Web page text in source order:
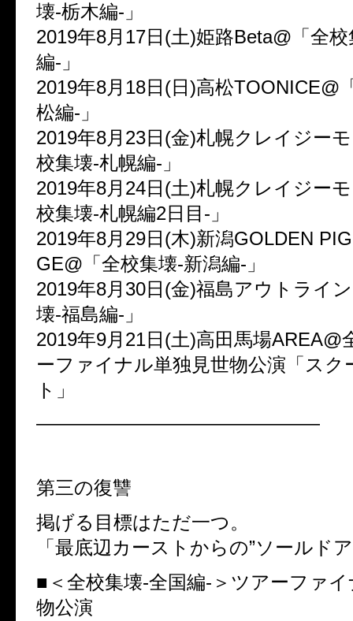
壊-栃木編-」
2019年8月17日(土)姫路Beta@「全
編-」
2019年8月18日(日)高松TOONICE@
松編-」
2019年8月23日(金)札幌クレイジー
校集壊-札幌編-」
2019年8月24日(土)札幌クレイジー
校集壊-札幌編2日目-」
2019年8月29日(木)新潟GOLDEN
GE@「全校集壊-新潟編-」
2019年8月30日(金)福島アウトライ
壊-福島編-」
2019年9月21日(土)高田馬場AREA@
ーファイナル単独見世物公演「スク
ト」
———————————————
第三の復讐
掲げる目標はただ一つ。
「最底辺カーストからの”ソールド
■＜全校集壊-全国編-＞ツアーファ
物公演